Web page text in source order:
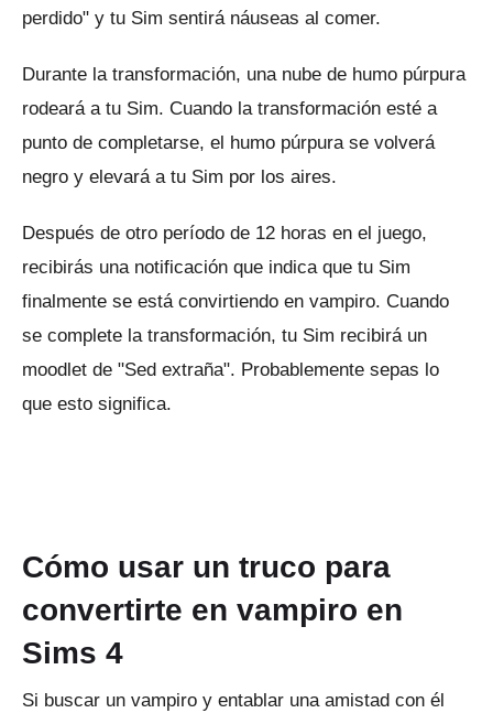
perdido" y tu Sim sentirá náuseas al comer.
Durante la transformación, una nube de humo púrpura
rodeará a tu Sim. Cuando la transformación esté a
punto de completarse, el humo púrpura se volverá
negro y elevará a tu Sim por los aires.
Después de otro período de 12 horas en el juego,
recibirás una notificación que indica que tu Sim
finalmente se está convirtiendo en vampiro. Cuando
se complete la transformación, tu Sim recibirá un
moodlet de "Sed extraña". Probablemente sepas lo
que esto significa.
Cómo usar un truco para
convertirte en vampiro en
Sims 4
Si buscar un vampiro y entablar una amistad con él